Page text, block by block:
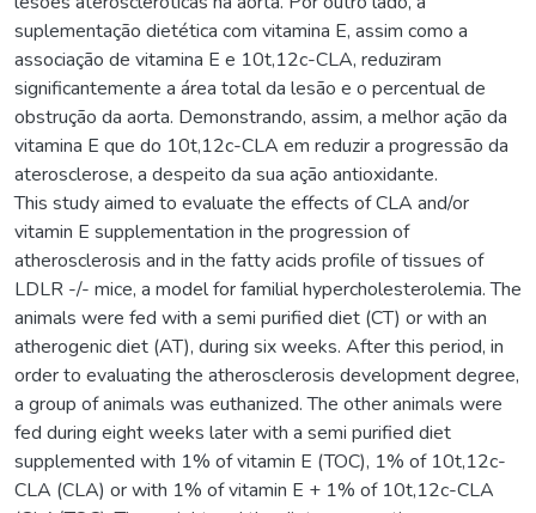
suplementação dietética com vitamina E, assim como a
associação de vitamina E e 10t,12c-CLA, reduziram
significantemente a área total da lesão e o percentual de
obstrução da aorta. Demonstrando, assim, a melhor ação da
vitamina E que do 10t,12c-CLA em reduzir a progressão da
aterosclerose, a despeito da sua ação antioxidante.
This study aimed to evaluate the effects of CLA and/or
vitamin E supplementation in the progression of
atherosclerosis and in the fatty acids profile of tissues of
LDLR -/- mice, a model for familial hypercholesterolemia. The
animals were fed with a semi purified diet (CT) or with an
atherogenic diet (AT), during six weeks. After this period, in
order to evaluating the atherosclerosis development degree,
a group of animals was euthanized. The other animals were
fed during eight weeks later with a semi purified diet
supplemented with 1% of vitamin E (TOC), 1% of 10t,12c-
CLA (CLA) or with 1% of vitamin E + 1% of 10t,12c-CLA